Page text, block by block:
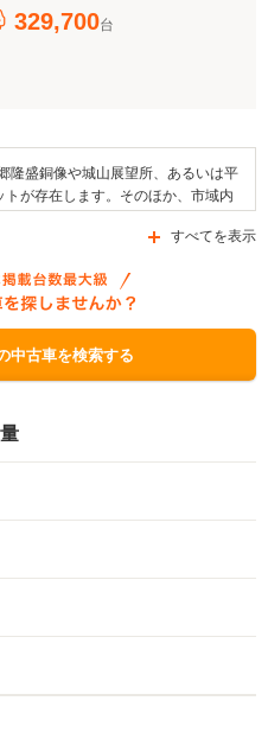
329,700台
隆盛銅像や城山展望所、あるいは平
が存在します。そのほか、市域内
ベントにはおはら祭、かごしま錦江
われます。この市には、JR九州鹿
通る道路としては国道3号線や国
ます。なお、市で利用できる自動
動車普及促進支援事業補助金」、
すべてを表示
中古車を検索する